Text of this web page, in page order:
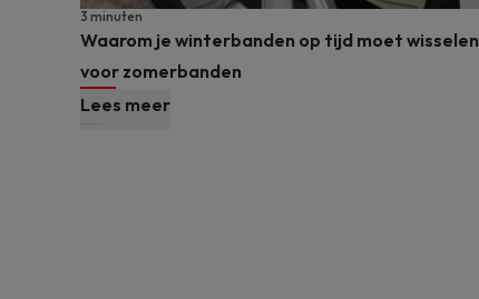
Waarom je winterbanden op tijd moet wisselen
voor zomerbanden
3 minuten
Lees meer